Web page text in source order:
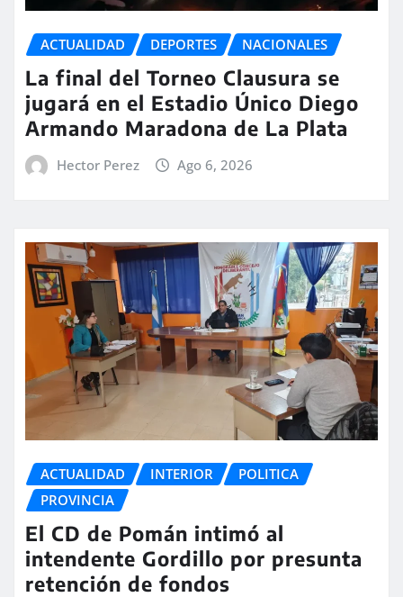
ACTUALIDAD DEPORTES NACIONALES
La final del Torneo Clausura se
jugará en el Estadio Único Diego
Armando Maradona de La Plata
Hector Perez Ago 6, 2026
ACTUALIDAD INTERIOR
POLITICA
PROVINCIA
El CD de Pomán intimó al
intendente Gordillo por presunta
retención de fondos